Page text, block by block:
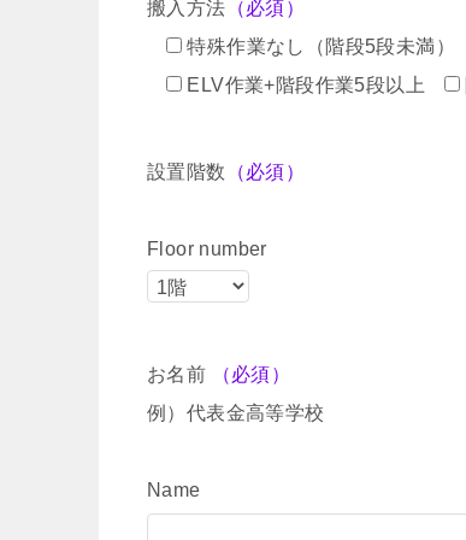
搬入方法 （必須）
特殊作業なし（階段5段未満）
ELV作業+階段作業5段以上
設置階数 （必須）
Floor number
お名前
（必須）
例）代表金高等学校
Name